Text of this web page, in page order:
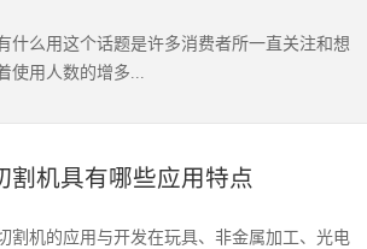
什么用这个话题是许多消费者所一直关注和想
使用人数的增多...
割机具有哪些应用特点
割机的应用与开发在玩具、非金属加工、光电